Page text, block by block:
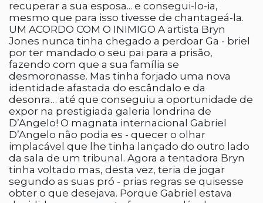
recuperar a sua esposa... e consegui-lo-ia,
mesmo que para isso tivesse de chantageá-la.
UM ACORDO COM O INIMIGO A artista Bryn
Jones nunca tinha chegado a perdoar Ga - briel
por ter mandado o seu pai para a prisão,
fazendo com que a sua família se
desmoronasse. Mas tinha forjado uma nova
identidade afastada do escândalo e da
desonra… até que conseguiu a oportunidade de
expor na prestigiada galeria londrina de
D’Angelo! O magnata internacional Gabriel
D’Angelo não podia es - quecer o olhar
implacável que lhe tinha lançado do outro lado
da sala de um tribunal. Agora a tentadora Bryn
tinha voltado mas, desta vez, teria de jogar
segundo as suas pró - prias regras se quisesse
obter o que desejava. Porque Gabriel estava